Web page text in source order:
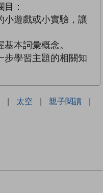
：
小遊戲或小實驗，讓
基本詞彙概念。
步學習主題的相關知
| 太空 | 親子閱讀
|